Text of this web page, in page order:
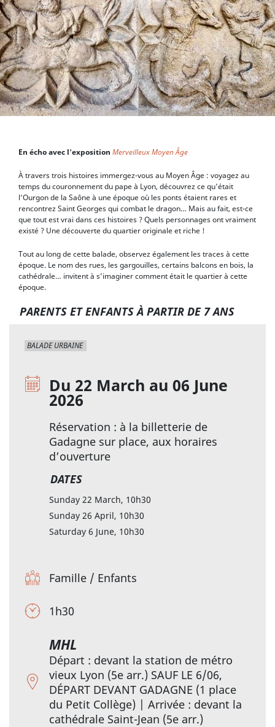
En écho avec l'exposition Merveilleux Moyen Âge
À travers trois histoires immergez-vous au Moyen Âge : voyagez au
temps du couronnement du pape à Lyon, découvrez ce qu’était
l’Ourgon de la Saône à une époque où les ponts étaient rares et
rencontrez Saint Georges qui combat le dragon… Mais au fait, est-ce
que tout est vrai dans ces histoires ? Quels personnages ont vraiment
existé ? Une découverte du quartier originale et riche !
Tout au long de cette balade, observez également les traces à cette
époque. Le nom des rues, les gargouilles, certains balcons en bois, la
cathédrale… invitent à s’imaginer comment était le quartier à cette
époque.
PARENTS ET ENFANTS À PARTIR DE 7 ANS
BALADE URBAINE
Du 22 March au 06 June
2026
Réservation : à la billetterie de
Gadagne sur place, aux horaires
d’ouverture
DATES
Sunday 22 March, 10h30
Sunday 26 April, 10h30
Saturday 6 June, 10h30
Famille / Enfants
1h30
MHL
Départ : devant la station de métro
vieux Lyon (5e arr.) SAUF LE 6/06,
DÉPART DEVANT GADAGNE (1 place
du Petit Collège) | Arrivée : devant la
cathédrale Saint-Jean (5e arr.)